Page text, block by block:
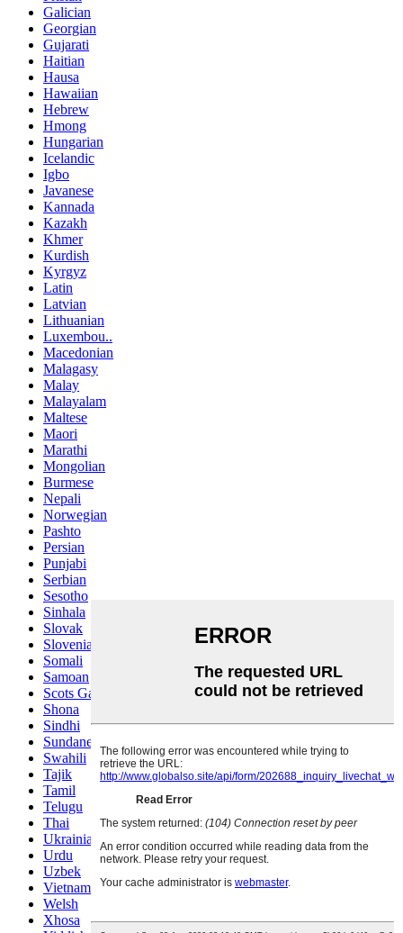
Galician
Georgian
Gujarati
Haitian
Hausa
Hawaiian
Hebrew
Hmong
Hungarian
Icelandic
Igbo
Javanese
Kannada
Kazakh
Khmer
Kurdish
Kyrgyz
Latin
Latvian
Lithuanian
Luxembou..
Macedonian
Malagasy
Malay
Malayalam
Maltese
Maori
Marathi
Mongolian
Burmese
Nepali
Norwegian
Pashto
Persian
Punjabi
Serbian
Sesotho
Sinhala
Slovak
Slovenian
Somali
Samoan
Scots Gaelic
Shona
Sindhi
Sundanese
Swahili
Tajik
Tamil
Telugu
Thai
Ukrainian
Urdu
Uzbek
Vietnamese
Welsh
Xhosa